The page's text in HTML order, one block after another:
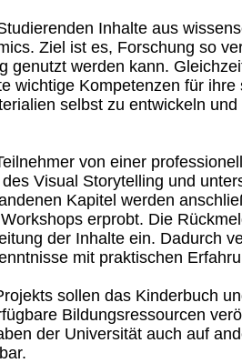
Inhalte aus
Ziel ist es, Forschung so
genutzt werden kann.
wichtige Kompetenzen für
selbst zu entwickeln
von einer
Visual Storytelling und
Kapitel werden
erprobt. Die
der Inhalte ein. Dadurch
mit praktischen
sollen das Kinderbuch
Bildungsressourcen
der Universität auch auf